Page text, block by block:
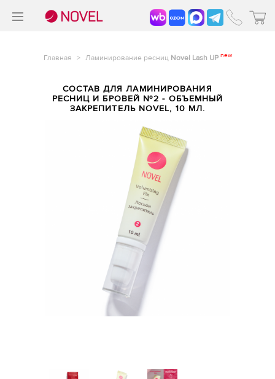
Главная > Ламинирование ресниц Novel Lash UP new
СОСТАВ ДЛЯ ЛАМИНИРОВАНИЯ
РЕСНИЦ И БРОВЕЙ №2 - ОБЪЕМНЫЙ
ЗАКРЕПИТЕЛЬ NOVEL, 10 МЛ.